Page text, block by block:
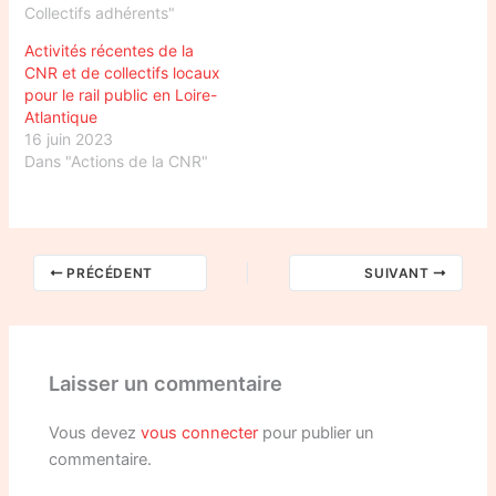
Collectifs adhérents"
Activités récentes de la
CNR et de collectifs locaux
pour le rail public en Loire-
Atlantique
16 juin 2023
Dans "Actions de la CNR"
PRÉCÉDENT SUIVANT
Laisser un commentaire
Vous devezvous connecter pour publier un
commentaire.